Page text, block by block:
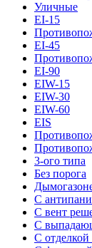
Уличные
EI-15
EI-45
EI-90
EIW-15
EIW-30
EIW-60
EIS
3-ого типа
Без порога
С
С вент
С
С